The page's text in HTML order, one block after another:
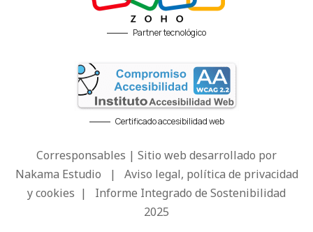
Partner tecnológico
Certificado accesibilidad web
Corresponsables | Sitio web desarrollado por
Nakama Estudio | Aviso legal, política de privacidad
y cookies | Informe Integrado de Sostenibilidad
2025